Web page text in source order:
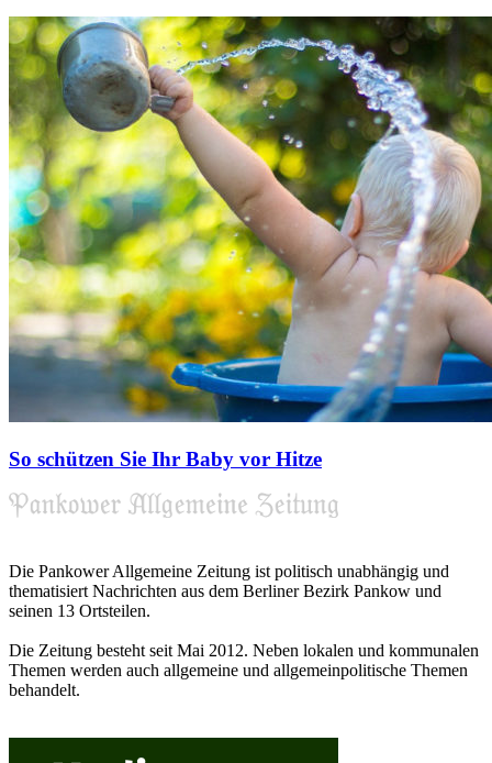
So schützen Sie Ihr Baby vor Hitze
Die Pankower Allgemeine Zeitung ist politisch unabhängig und
thematisiert Nachrichten aus dem Berliner Bezirk Pankow und
seinen 13 Ortsteilen.
Die Zeitung besteht seit Mai 2012. Neben lokalen und kommunalen
Themen werden auch allgemeine und allgemeinpolitische Themen
behandelt.